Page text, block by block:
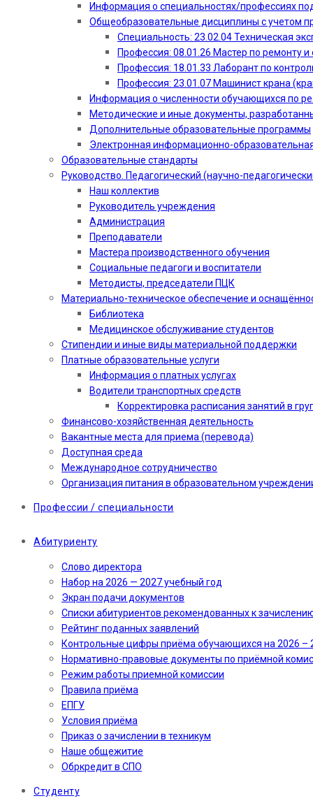
Информация о специальностях/профессиях
Общеобразовательные дисциплины с учетом
Специальность: 23.02.04 Техническая
Профессия: 08.01.26 Мастер по ремонту
Профессия: 18.01.33 Лаборант по
Профессия: 23.01.07 Машинист крана
Информация о численности обучающихся по
Методические и иные документы,
Дополнительные образовательные программы
Электронная информационно-
Образовательные стандарты
Руководство. Педагогический (научно-
Наш коллектив
Руководитель учреждения
Администрация
Преподаватели
Мастера производственного обучения
Социальные педагоги и воспитатели​
Методисты, председатели ПЦК
Материально-техническое обеспечение и
Библиотека
Медицинское обслуживание студентов
Стипендии и иные виды материальной поддержки
Платные образовательные услуги
Информация о платных услугах
Водители транспортных средств
Корректировка расписания занятий в
Финансово-хозяйственная деятельность
Вакантные места для приема (перевода)
Доступная среда
Международное сотрудничество
Организация питания в образовательном
Профессии / специальности
Абитуриенту
Слово директора
Набор на 2026 — 2027 учебный год
Экран подачи документов
Cписки абитуриентов рекомендованных к
Рейтинг поданных заявлений
Контрольные цифры приёма обучающихся на 2026 –
Нормативно-правовые документы по приёмной
Режим работы приемной комиссии
Правила приёма
ЕПГУ
Условия приёма
Приказ о зачислении в техникум
Наше общежитие
Обркредит в СПО
Студенту